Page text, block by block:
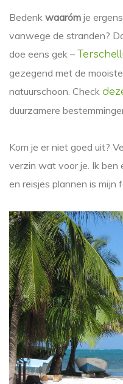
Bedenk waaróm je
vanwege de stranden?
doe eens gek –
gezegend met de
natuurschoon. Check
duurzamere
Kom je er niet goed uit?
verzin wat voor je. Ik ben
en reisjes plannen is mijn